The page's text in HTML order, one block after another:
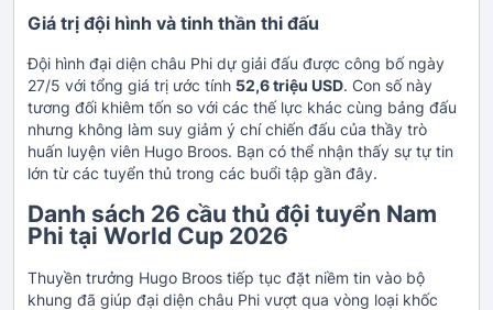
Giá trị đội hình và tinh thần thi đấu
Đội hình đại diện châu Phi dự giải đấu được công bố ngày
27/5 với tổng giá trị ước tính 52,6 triệu USD. Con số này
tương đối khiêm tốn so với các thế lực khác cùng bảng đấu
nhưng không làm suy giảm ý chí chiến đấu của thầy trò
huấn luyện viên Hugo Broos. Bạn có thể nhận thấy sự tự tin
lớn từ các tuyển thủ trong các buổi tập gần đây.
Danh sách 26 cầu thủ đội tuyển Nam
Phi tại World Cup 2026
Thuyền trưởng Hugo Broos tiếp tục đặt niềm tin vào bộ
khung đã giúp đại diện châu Phi vượt qua vòng loại khốc